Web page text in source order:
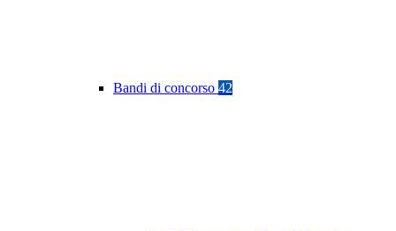
Bandi di concorso 42